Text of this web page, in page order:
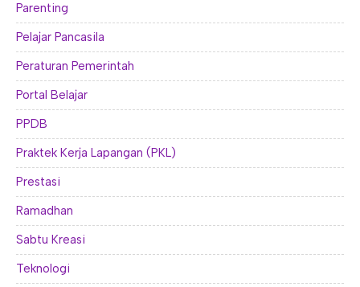
Parenting
Pelajar Pancasila
Peraturan Pemerintah
Portal Belajar
PPDB
Praktek Kerja Lapangan (PKL)
Prestasi
Ramadhan
Sabtu Kreasi
Teknologi